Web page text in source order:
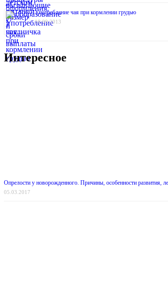
Употребление чая при кормлении грудью
18.09.2013
Интересное
Опрелости у новорожденного. Причины, особенности развития,
05.03.2017